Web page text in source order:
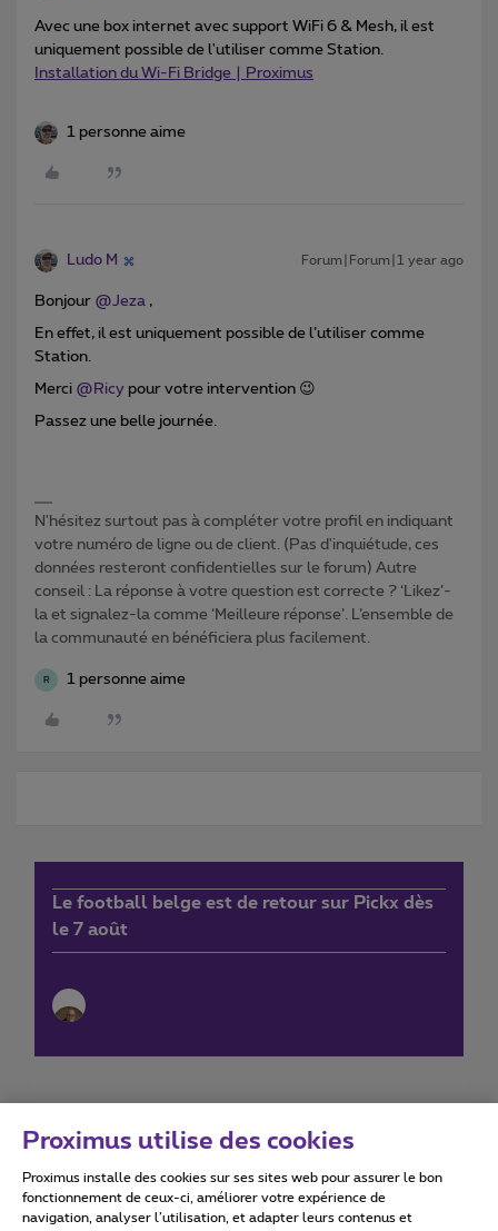
Avec une box internet avec support WiFi 6 & Mesh, il est
uniquement possible de l'utiliser comme Station.
Installation du Wi-Fi Bridge | Proximus
1 personne aime
Ludo M Forum|Forum|1 year ago
Bonjour @Jeza ,
En effet, il est uniquement possible de l’utiliser comme
Station.
Merci @Ricy pour votre intervention 😉
Passez une belle journée.
N'hésitez surtout pas à compléter votre profil en indiquant
votre numéro de ligne ou de client. (Pas d'inquiétude, ces
données resteront confidentielles sur le forum) Autre
conseil : La réponse à votre question est correcte ? ‘Likez’-
la et signalez-la comme ‘Meilleure réponse’. L’ensemble de
la communauté en bénéficiera plus facilement.
R 1 personne aime
Le football belge est de retour sur Pickx dès
le 7 août
Conditions d'utilisation Accessibility statement
Proximus utilise des cookies
Proximus installe des cookies sur ses sites web pour assurer le bon
fonctionnement de ceux-ci, améliorer votre expérience de
navigation, analyser l’utilisation, et adapter leurs contenus et